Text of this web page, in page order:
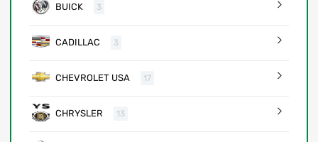
BUICK 3
CADILLAC 3
CHEVROLET USA 17
CHRYSLER 13